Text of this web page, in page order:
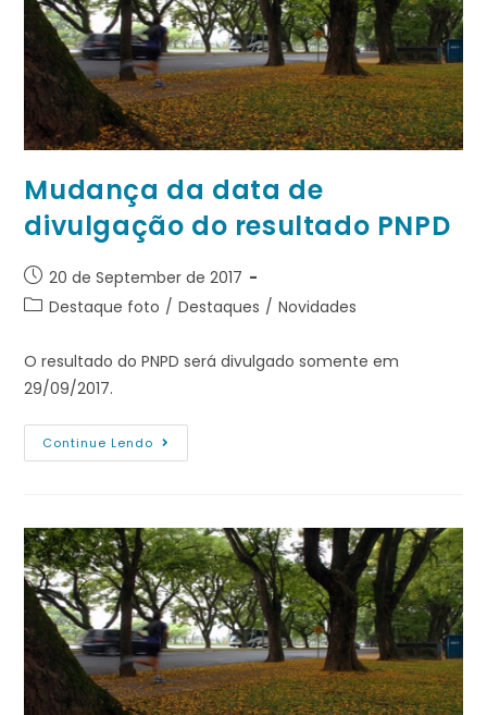
Mudança da data de
divulgação do resultado PNPD
20 de September de 2017
Destaque foto / Destaques / Novidades
O resultado do PNPD será divulgado somente em
29/09/2017.
Continue Lendo